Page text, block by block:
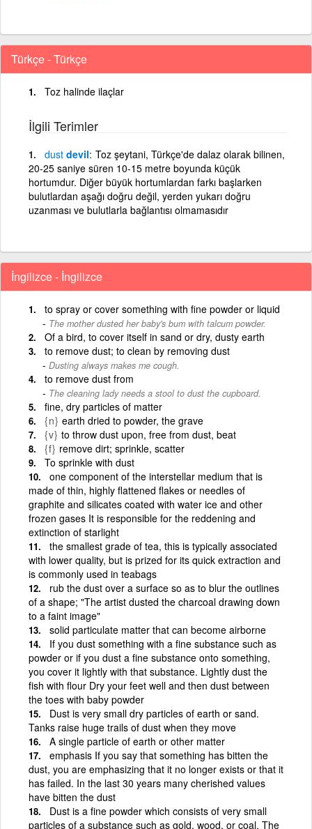
Türkçe - Türkçe
Toz halinde ilaçlar
İlgili Terimler
dust devil Toz şeytani, Türkçe'de dalaz olarak bilinen,
20-25 saniye süren 10-15 metre boyunda küçük
hortumdur. Diğer büyük hortumlardan farkı başlarken
bulutlardan aşağı doğru değil, yerden yukarı doğru
uzanması ve bulutlarla bağlantısı olmamasıdır
İngilizce - İngilizce
to spray or cover something with fine powder or liquid
The mother dusted her baby's bum with talcum powder.
Of a bird, to cover itself in sand or dry, dusty earth
to remove dust; to clean by removing dust
Dusting always makes me cough.
to remove dust from
The cleaning lady needs a stool to dust the cupboard.
fine, dry particles of matter
{n} earth dried to powder, the grave
{v} to throw dust upon, free from dust, beat
{f} remove dirt; sprinkle, scatter
To sprinkle with dust
one component of the interstellar medium that is
made of thin, highly flattened flakes or needles of
graphite and silicates coated with water ice and other
frozen gases It is responsible for the reddening and
extinction of starlight
the smallest grade of tea, this is typically associated
with lower quality, but is prized for its quick extraction and
is commonly used in teabags
rub the dust over a surface so as to blur the outlines
of a shape; "The artist dusted the charcoal drawing down
to a faint image"
solid particulate matter that can become airborne
If you dust something with a fine substance such as
powder or if you dust a fine substance onto something,
you cover it lightly with that substance. Lightly dust the
fish with flour Dry your feet well and then dust between
the toes with baby powder
Dust is very small dry particles of earth or sand.
Tanks raise huge trails of dust when they move
A single particle of earth or other matter
emphasis If you say that something has bitten the
dust, you are emphasizing that it no longer exists or that it
has failed. In the last 30 years many cherished values
have bitten the dust
Dust is a fine powder which consists of very small
particles of a substance such as gold, wood, or coal. The